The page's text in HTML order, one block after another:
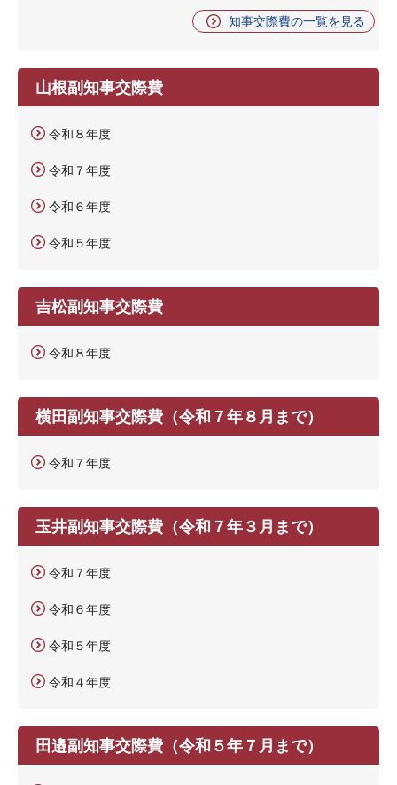
知事交際費の一覧を見る
山根副知事交際費
令和８年度
令和７年度
令和６年度
令和５年度
吉松副知事交際費
令和８年度
横田副知事交際費（令和７年８月まで）
令和７年度
玉井副知事交際費（令和７年３月まで）
令和７年度
令和６年度
令和５年度
令和４年度
田邉副知事交際費（令和５年７月まで）